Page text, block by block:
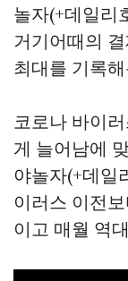
놀자(+데일리
거기어때의
최대를 기록
코로나 바이
게 늘어남에
야놀자(+데일
이러스 이전
이고 매월 역